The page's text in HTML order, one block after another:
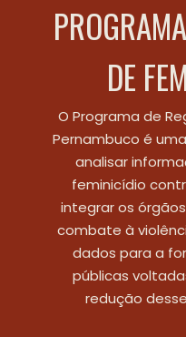
DE
O Programa de
Pernambuco é
analisar
feminicídio
integrar os
combate à
dados para a
públicas
redução